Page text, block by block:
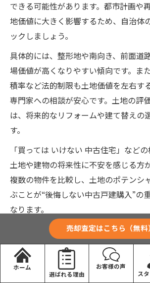
できる可能性があります。都市計画や
地価値に大きく影響するため、自治体
ックしましょう。
具体的には、整形地や南向き、前面道
場価値が高くなりやすい傾向です。ま
積率など法的制限も土地価値を左右す
専門家への相談が安心です。土地の評
は、将来的なリフォームや建て替えの
す。
「買っては いけない 中古住宅」など
土地や建物の将来性に不安を感じる方
複数の物件を比較し、土地のポテンシ
ぶことが“後悔しない中古戸建購入”の
なります。
安全に中古戸建を検討す
ポイント
売却査定はこちら（無料）
ホーム
選ばれる理由
お客様の声
ス